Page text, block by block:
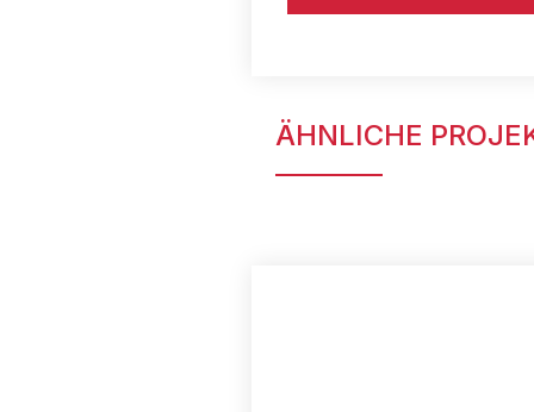
ÄHNLICHE